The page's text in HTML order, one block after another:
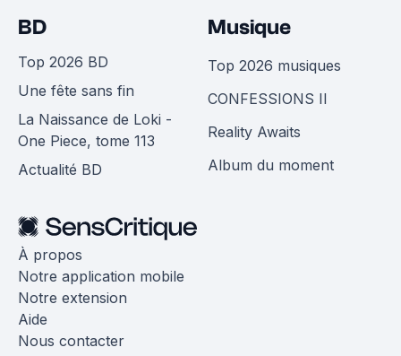
BD
Top 2026 BD
Une fête sans fin
La Naissance de Loki -
One Piece, tome 113
Actualité BD
Musique
Top 2026 musiques
CONFESSIONS II
Reality Awaits
Album du moment
À propos
Notre application mobile
Notre extension
Aide
Nous contacter